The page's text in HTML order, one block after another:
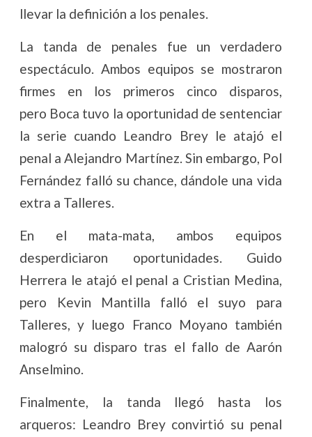
llevar la definición a los penales.
La tanda de penales fue un verdadero
espectáculo. Ambos equipos se mostraron
firmes en los primeros cinco disparos,
pero Boca tuvo la oportunidad de sentenciar
la serie cuando Leandro Brey le atajó el
penal a Alejandro Martínez. Sin embargo, Pol
Fernández falló su chance, dándole una vida
extra a Talleres.
En el mata-mata, ambos equipos
desperdiciaron oportunidades. Guido
Herrera le atajó el penal a Cristian Medina,
pero Kevin Mantilla falló el suyo para
Talleres, y luego Franco Moyano también
malogró su disparo tras el fallo de Aarón
Anselmino.
Finalmente, la tanda llegó hasta los
arqueros: Leandro Brey convirtió su penal